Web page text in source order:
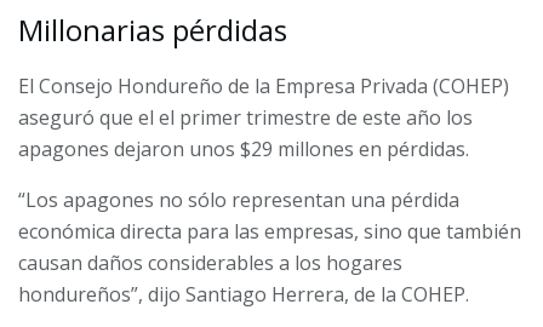
Millonarias pérdidas
El Consejo Hondureño de la Empresa Privada (COHEP)
aseguró que el el primer trimestre de este año los
apagones dejaron unos $29 millones en pérdidas.
“Los apagones no sólo representan una pérdida
económica directa para las empresas, sino que también
causan daños considerables a los hogares
hondureños”, dijo Santiago Herrera, de la COHEP.